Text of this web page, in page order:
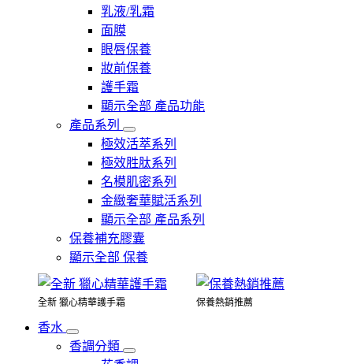
乳液/乳霜
面膜
眼唇保養
妝前保養
護手霜
顯示全部 產品功能
產品系列
極效活萃系列
極效胜肽系列
名模肌密系列
金緻奢華賦活系列
顯示全部 產品系列
保養補充膠囊
顯示全部 保養
全新 獵心精華護手霜 保養熱銷推薦
香水
香調分類